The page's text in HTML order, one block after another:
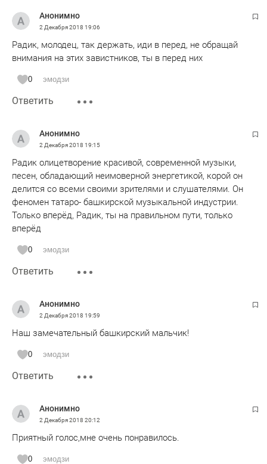
Анонимно
2 Декабря 2018 19:06
Радик, молодец, так держать, иди в перед, не обращай
внимания на этих завистников, ты в перед них
0 эмодзи
Ответить
Анонимно
2 Декабря 2018 19:15
Радик олицетворение красивой, современной музыки,
песен, обладающий неимоверной энергетикой, корой он
делится со всеми своими зрителями и слушателями. Он
феномен татаро- башкирской музыкальной индустрии.
Только вперёд, Радик, ты на правильном пути, только
вперёд
0 эмодзи
Ответить
Анонимно
2 Декабря 2018 19:59
Наш замечательный башкирский мальчик!
0 эмодзи
Ответить
Анонимно
2 Декабря 2018 20:12
Приятный голос,мне очень понравилось.
0 эмодзи